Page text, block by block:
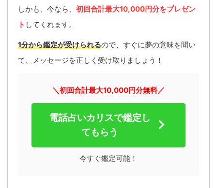
しかも、今なら、 初回合計最大10,000円分をプレゼン
ト してくれます。
1分から鑑定が受けられるので、すぐに夢の意味を聞い
て、メッセージを正しく受け取りましょう！
＼初回合計最大10,000円分無料／
電話占いカリスで鑑定し
てもらう
今すぐ鑑定可能！